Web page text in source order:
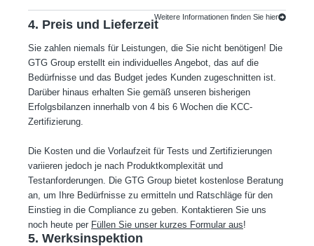
Weitere Informationen finden Sie hier
4. Preis und Lieferzeit
Sie zahlen niemals für Leistungen, die Sie nicht benötigen! Die
GTG Group erstellt ein individuelles Angebot, das auf die
Bedürfnisse und das Budget jedes Kunden zugeschnitten ist.
Darüber hinaus erhalten Sie gemäß unseren bisherigen
Erfolgsbilanzen innerhalb von 4 bis 6 Wochen die KCC-
Zertifizierung.
Die Kosten und die Vorlaufzeit für Tests und Zertifizierungen
variieren jedoch je nach Produktkomplexität und
Testanforderungen. Die GTG Group bietet kostenlose Beratung
an, um Ihre Bedürfnisse zu ermitteln und Ratschläge für den
Einstieg in die Compliance zu geben. Kontaktieren Sie uns
noch heute per Füllen Sie unser kurzes Formular aus!
5. Werksinspektion